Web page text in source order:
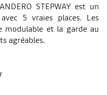
STEPWAY est un
5 vraies places. Les
modulable et la garde au
agréables.